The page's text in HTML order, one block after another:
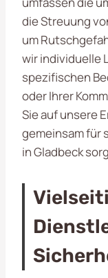
die Streuung
um
wir individuelle
spezifischen
oder Ihrer
Sie auf unsere
gemeinsam für
in Gladbeck